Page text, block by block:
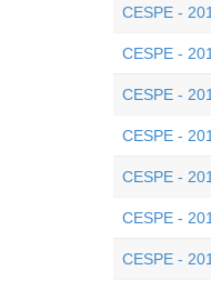
CESPE -
CESPE -
CESPE -
CESPE -
CESPE -
CESPE -
CESPE -